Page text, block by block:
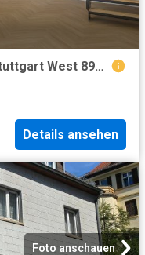
Haus zum Kaufen in Stuttgart Stuttgart West 899.000,00 EUR 148.35 m²
Details ansehen
Foto anschauen